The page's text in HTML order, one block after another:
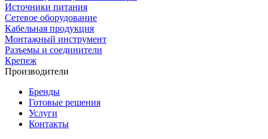
Источники питания
Сетевое оборудование
Кабельная продукция
Монтажный инструмент
Разъемы и соединители
Крепеж
Производители
Бренды
Готовые решения
Услуги
Контакты